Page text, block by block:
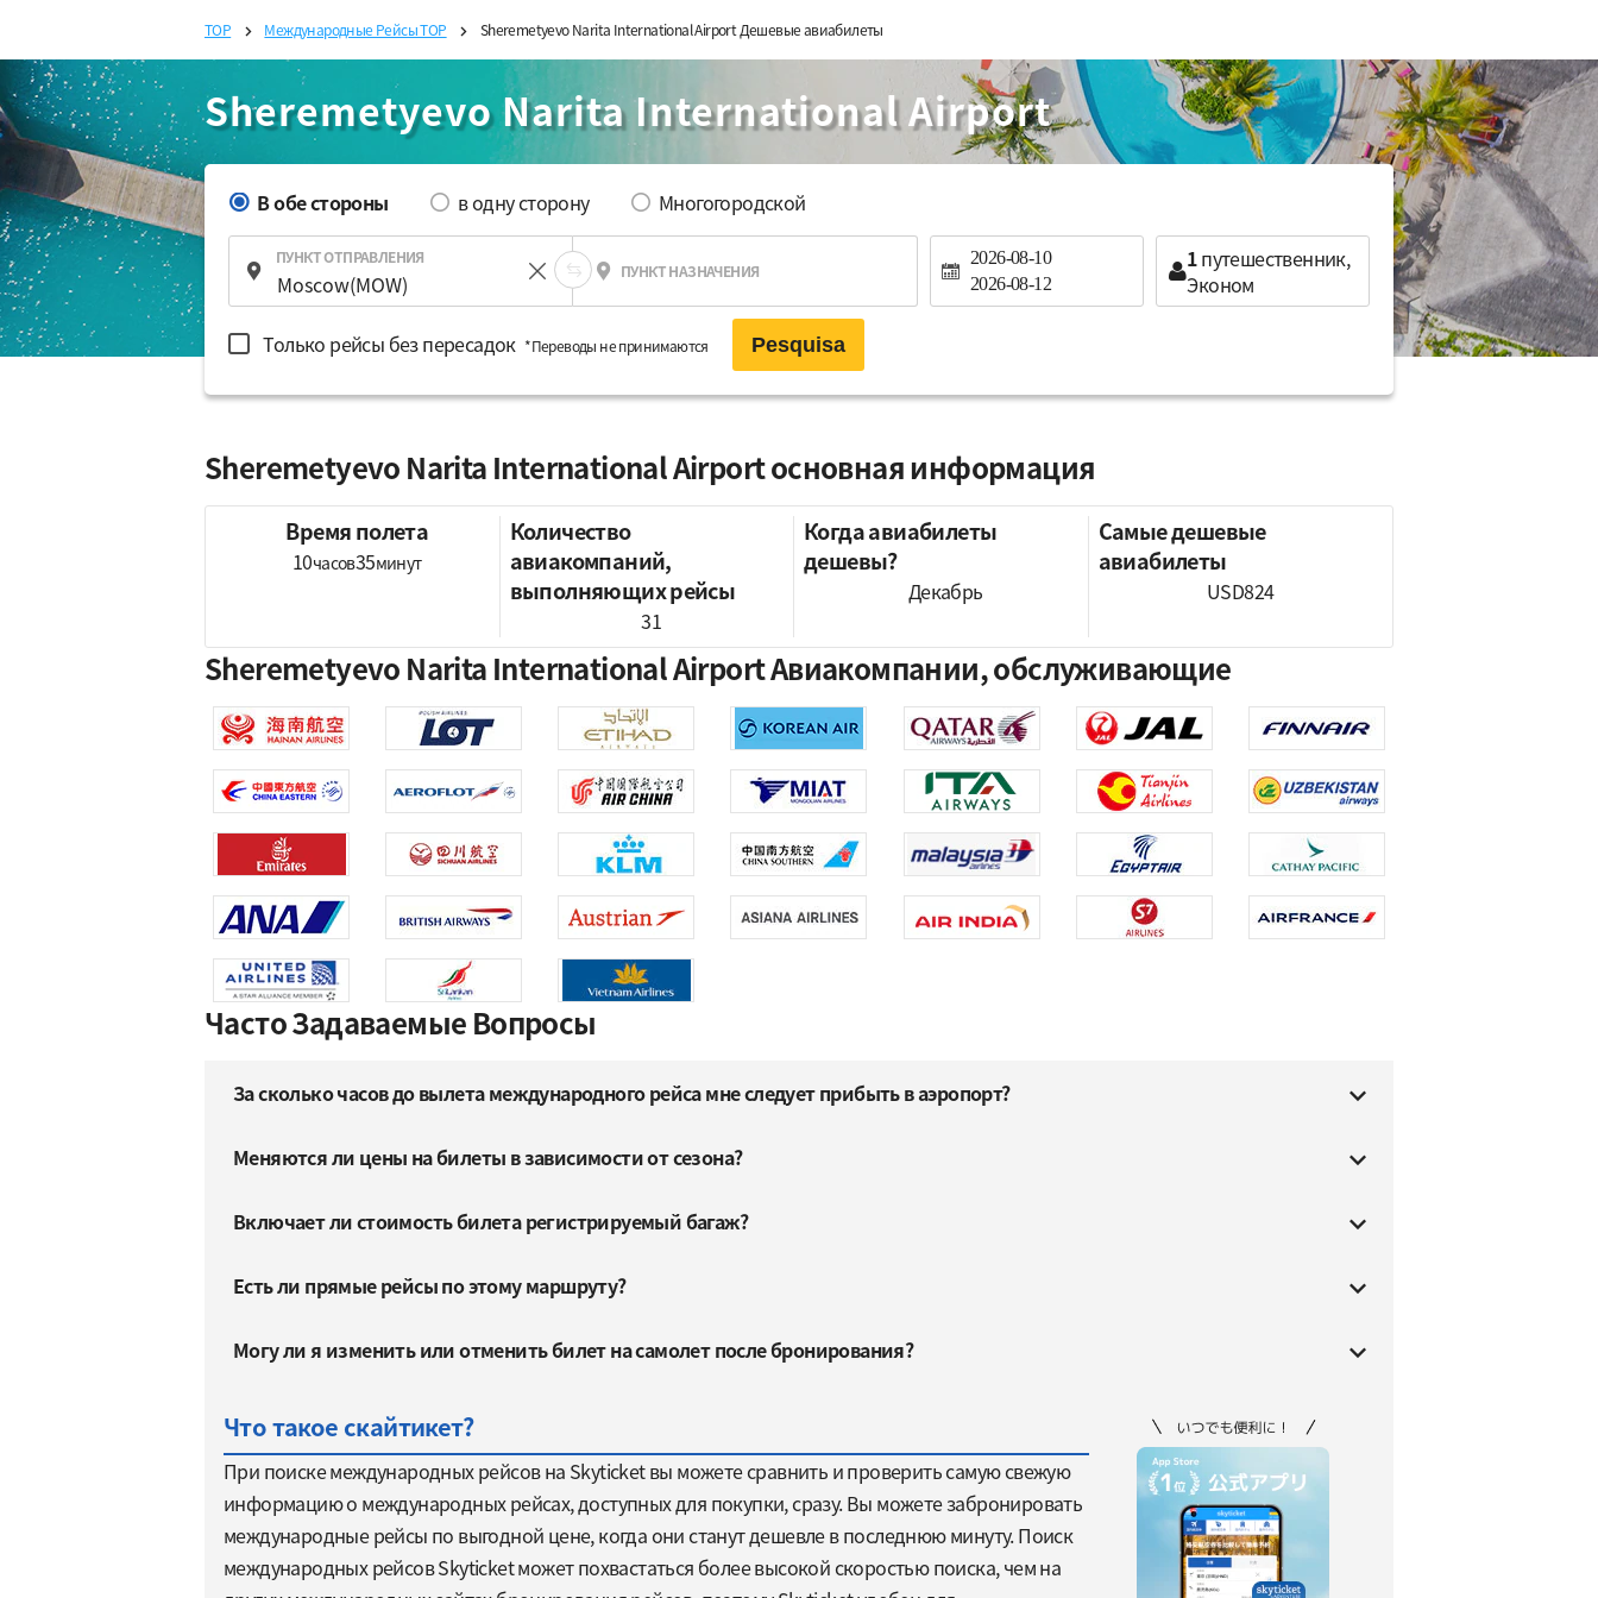
TOP Международные Рейсы TOP Sheremetyevo Narita International Airport Дешевые авиабилеты
Sheremetyevo Narita International Airport
В обе стороны в одну сторону Многогородской
ПУНКТ ОТПРАВЛЕНИЯ
ПУНКТ НАЗНАЧЕНИЯ
2026-08-10
2026-08-12
1путешественник,
Эконом
Только рейсы без пересадок *Переводы не принимаются Pesquisa
Sheremetyevo Narita International Airport основная информация
Время полета
10часов35минут
Количество
авиакомпаний,
выполняющих рейсы
31
Когда авиабилеты
дешевы?
Декабрь
Самые дешевые
авиабилеты
USD824
Sheremetyevo Narita International Airport Авиакомпании, обслуживающие
Часто Задаваемые Вопросы
За сколько часов до вылета международного рейса мне следует прибыть в аэропорт?
Меняются ли цены на билеты в зависимости от сезона?
Включает ли стоимость билета регистрируемый багаж?
Есть ли прямые рейсы по этому маршруту?
Могу ли я изменить или отменить билет на самолет после бронирования?
Что такое скайтикет?
При поиске международных рейсов на Skyticket вы можете сравнить и проверить самую свежую
информацию о международных рейсах, доступных для покупки, сразу. Вы можете забронировать
международные рейсы по выгодной цене, когда они станут дешевле в последнюю минуту. Поиск
международных рейсов Skyticket может похвастаться более высокой скоростью поиска, чем на